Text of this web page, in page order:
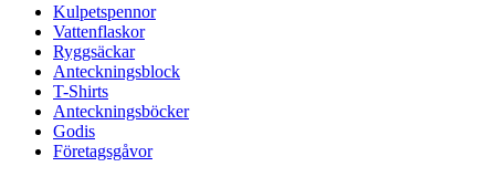
Kulpetspennor
Vattenflaskor
Ryggsäckar
Anteckningsblock
T-Shirts
Anteckningsböcker
Godis
Företagsgåvor